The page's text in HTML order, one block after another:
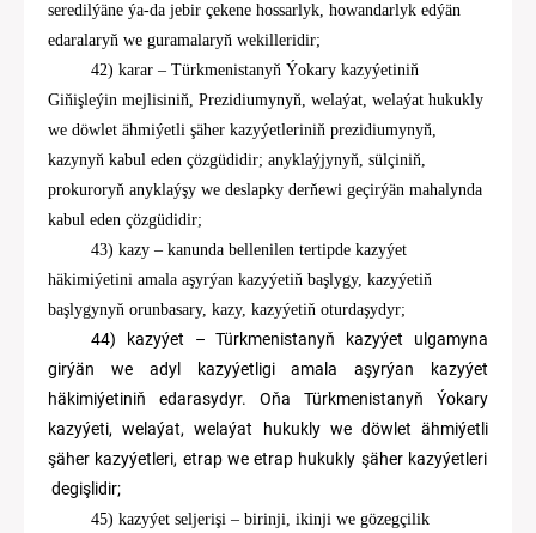
seredilýäne ýa-da jebir çekene hossarlyk, howandarlyk edýän
edaralaryň we guramalaryň wekilleridir;
42) karar – Türkmenistanyň Ýokary kazyýetiniň
Giňişleýin mejlisiniň, Prezidiumynyň, welaýat, welaýat hukukly
we döwlet ähmiýetli şäher kazyýetleriniň prezidiumynyň,
kazynyň kabul eden çözgüdidir; anyklaýjynyň, sülçiniň,
prokuroryň anyklaýşy we deslapky derňewi geçirýän mahalynda
kabul eden çözgüdidir;
43) kazy – kanunda bellenilen tertipde kazyýet
häkimiýetini amala aşyrýan kazyýetiň başlygy, kazyýetiň
başlygynyň orunbasary, kazy, kazyýetiň oturdaşydyr;
44) kazyýet – Türkmenistanyň kazyýet ulgamyna
girýän we adyl kazyýetligi amala aşyrýan kazyýet
häkimiýetiniň edarasydyr. Oňa Türkmenistanyň Ýokary
kazyýeti, welaýat, welaýat hukukly we döwlet ähmiýetli
şäher kazyýetleri, etrap we etrap hukukly şäher kazyýetleri
degişlidir;
45) kazyýet seljerişi – birinji, ikinji we gözegçilik